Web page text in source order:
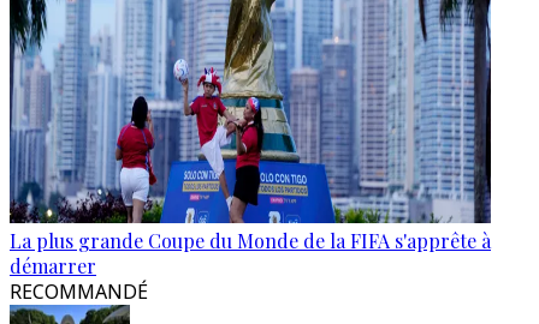
La plus grande Coupe du Monde de la FIFA s'apprête à
démarrer
RECOMMANDÉ